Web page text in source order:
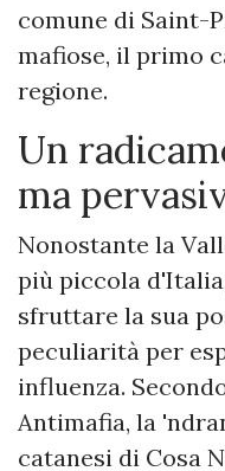
comune di Saint-
mafiose, il primo
regione.
Un
ma
Nonostante la
più piccola
sfruttare la sua
peculiarità per
influenza.
Antimafia, la
catanesi di Cosa